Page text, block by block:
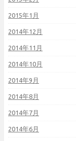
2015年1月
2014年12月
2014年11月
2014年10月
2014年9月
2014年8月
2014年7月
2014年6月